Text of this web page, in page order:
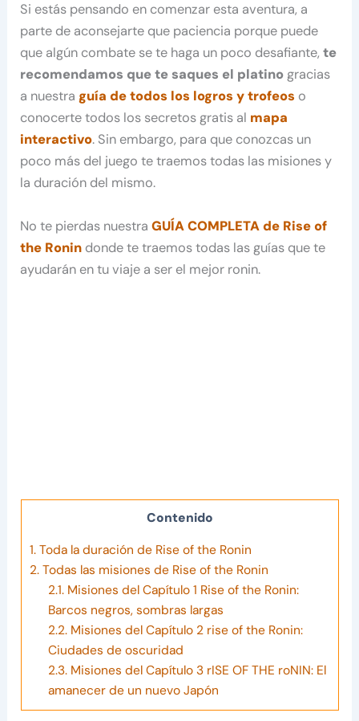
Si estás pensando en comenzar esta aventura, a
parte de aconsejarte que paciencia porque puede
que algún combate se te haga un poco desafiante,te
recomendamos que te saques el platinogracias
a nuestraguía de todos los logros y trofeos o
conocerte todos los secretos gratis al mapa
interactivo. Sin embargo, para que conozcas un
poco más del juego te traemos todas las misiones y
la duración del mismo.
No te pierdas nuestraGUÍA COMPLETA de Rise of
the Ronin donde te traemos todas las guías que te
ayudarán en tu viaje a ser el mejor ronin.
Contenido
1.Toda la duración de Rise of the Ronin
2.Todas las misiones de Rise of the Ronin
2.1.Misiones del Capítulo 1 Rise of the Ronin:
Barcos negros, sombras largas
2.2.Misiones del Capítulo 2 rise of the Ronin:
Ciudades de oscuridad
2.3.Misiones del Capítulo 3 rISE OF THE roNIN: El
amanecer de un nuevo Japón